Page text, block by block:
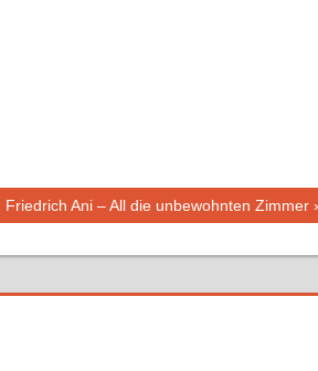
Nächster
Friedrich Ani – All die unbewohnten Zimmer